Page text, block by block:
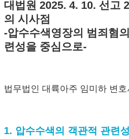
대법원 2025. 4. 10. 선고
의 시사점
-압수수색영장의 범죄혐
련성을 중심으로-
법무법인 대륙아주 임미하 변호
1. 압수수색의 객관적 관련